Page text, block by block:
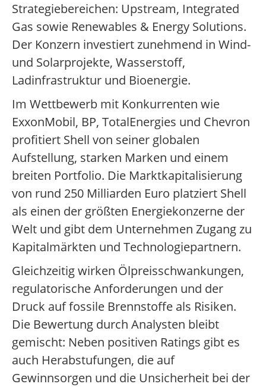
Strategiebereichen: Upstream, Integrated
Gas sowie Renewables & Energy Solutions.
Der Konzern investiert zunehmend in Wind-
und Solarprojekte, Wasserstoff,
Ladinfrastruktur und Bioenergie.
Im Wettbewerb mit Konkurrenten wie
ExxonMobil, BP, TotalEnergies und Chevron
profitiert Shell von seiner globalen
Aufstellung, starken Marken und einem
breiten Portfolio. Die Marktkapitalisierung
von rund 250 Milliarden Euro platziert Shell
als einen der größten Energiekonzerne der
Welt und gibt dem Unternehmen Zugang zu
Kapitalmärkten und Technologiepartnern.
Gleichzeitig wirken Ölpreisschwankungen,
regulatorische Anforderungen und der
Druck auf fossile Brennstoffe als Risiken.
Die Bewertung durch Analysten bleibt
gemischt: Neben positiven Ratings gibt es
auch Herabstufungen, die auf
Gewinnsorgen und die Unsicherheit bei der